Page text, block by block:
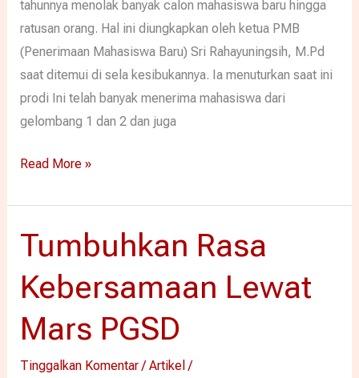
tahunnya menolak banyak calon mahasiswa baru hingga
ratusan orang. Hal ini diungkapkan oleh ketua PMB
(Penerimaan Mahasiswa Baru) Sri Rahayuningsih, M.Pd
saat ditemui di sela kesibukannya. Ia menuturkan saat ini
prodi Ini telah banyak menerima mahasiswa dari
gelombang 1 dan 2 dan juga
Read More »
Tumbuhkan Rasa
Kebersamaan Lewat
Mars PGSD
Tinggalkan Komentar /Artikel /
Tumbuhkan
Rasa
Kebersamaan
Mars